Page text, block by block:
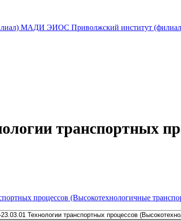
ЭИОС Приволжский институт
транспортных
процессов (Высокотехнологичные